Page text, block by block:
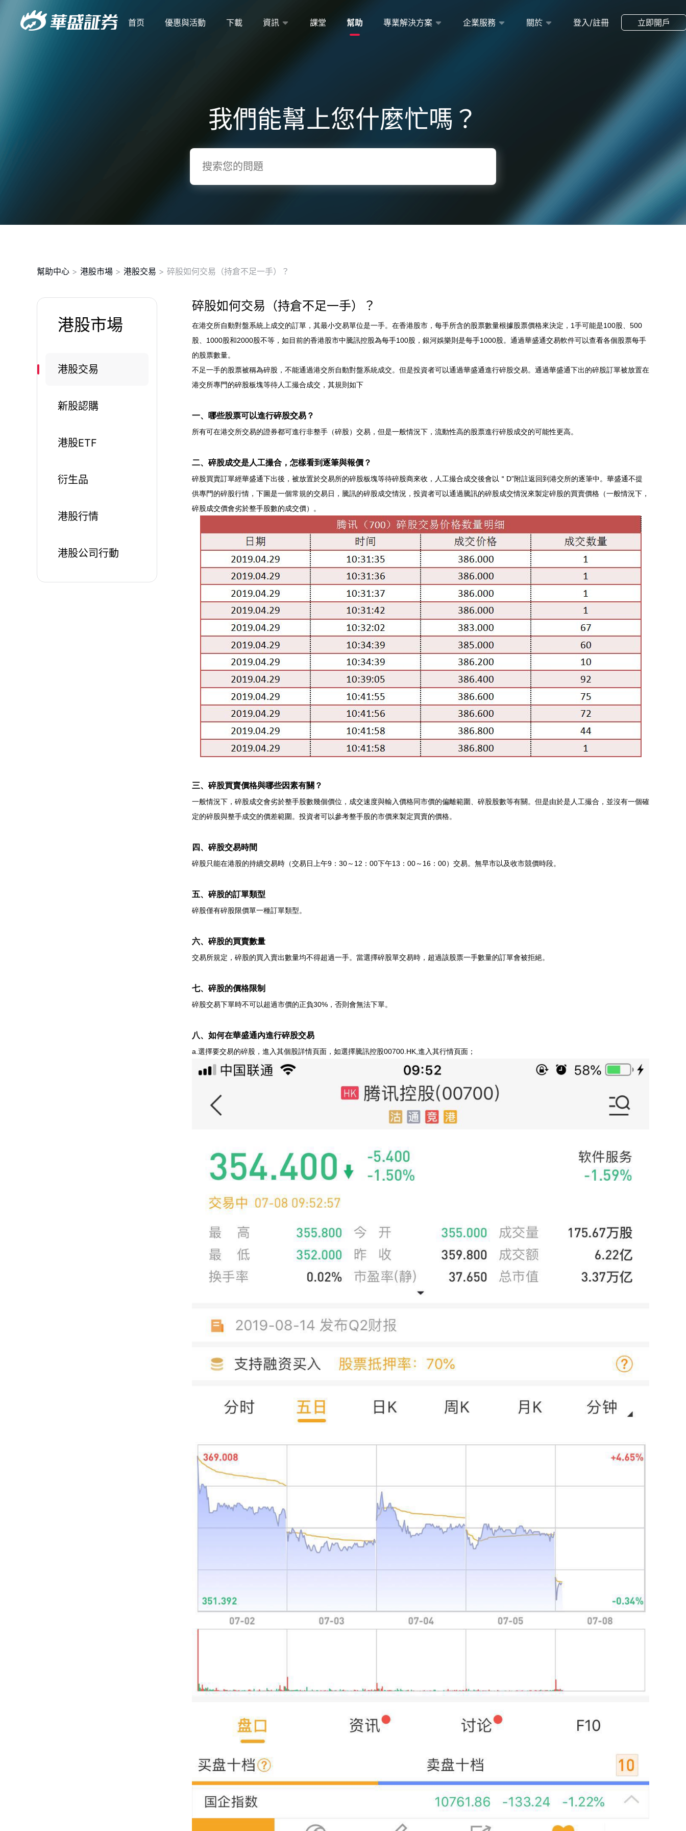
首页 優惠與活動 下載 資訊 課堂 幫助 專業解決方案 企業服務 關於 登入/註冊 立即開戶
我們能幫上您什麼忙嗎？
幫助中心 > 港股市場 > 港股交易 > 碎股如何交易（持倉不足一手）？
港股市場
港股交易
新股認購
港股ETF
衍生品
港股行情
港股公司行動
碎股如何交易（持倉不足一手）？
在港交所自動對盤系統上成交的訂單，其最小交易單位是一手。在香港股市，每手所含的股票數量根據股票價格來決定，1手可能是100股、500
股、1000股和2000股不等，如目前的香港股市中騰訊控股為每手100股，銀河娛樂則是每手1000股。通過華盛通交易軟件可以查看各個股票每手
的股票數量。
不足一手的股票被稱為碎股，不能通過港交所自動對盤系統成交。但是投資者可以通過華盛通進行碎股交易。通過華盛通下出的碎股訂單被放置在
港交所專門的碎股板塊等待人工撮合成交，其規則如下
一、哪些股票可以進行碎股交易？
所有可在港交所交易的證券都可進行非整手（碎股）交易，但是一般情況下，流動性高的股票進行碎股成交的可能性更高。
二、碎股成交是人工撮合，怎樣看到逐筆與報價？
碎股買賣訂單經華盛通下出後，被放置於交易所的碎股板塊等待碎股商來收，人工撮合成交後會以＂D”附註返回到港交所的逐筆中。華盛通不提
供專門的碎股行情，下圖是一個常規的交易日，騰訊的碎股成交情況，投資者可以通過騰訊的碎股成交情況來製定碎股的買賣價格（一般情況下，
碎股成交價會劣於整手股數的成交價）。
三、碎股買賣價格與哪些因素有關？
一般情況下，碎股成交會劣於整手股數幾個價位，成交速度與輸入價格同市價的偏離範圍、碎股股數等有關。但是由於是人工撮合，並沒有一個確
定的碎股與整手成交的價差範圍。投資者可以參考整手股的市價來製定買賣的價格。
四、碎股交易時間
碎股只能在港股的持續交易時（交易日上午9：30～12：00下午13：00～16：00）交易。無早市以及收市競價時段。
五、碎股的訂單類型
碎股僅有碎股限價單一種訂單類型。
六、碎股的買賣數量
交易所規定，碎股的買入賣出數量均不得超過一手。當選擇碎股單交易時，超過該股票一手數量的訂單會被拒絕。
七、碎股的價格限制
碎股交易下單時不可以超過市價的正負30%，否則會無法下單。
八、如何在華盛通內進行碎股交易
a.選擇要交易的碎股，進入其個股詳情頁面，如選擇騰訊控股00700.HK,進入其行情頁面；